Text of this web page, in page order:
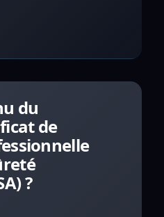
du
de
?